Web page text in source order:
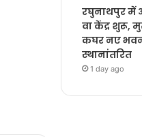
रघुनाथपुर में
वा केंद्र शुरू,
कघर नए
स्थानांतरित
1 day ago